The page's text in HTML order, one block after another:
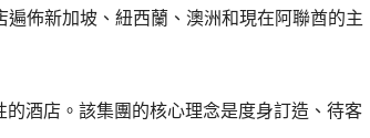
佈新加坡、紐西蘭、澳洲和現在阿聯酋的主
酒店。該集團的核心理念是度身訂造、待客